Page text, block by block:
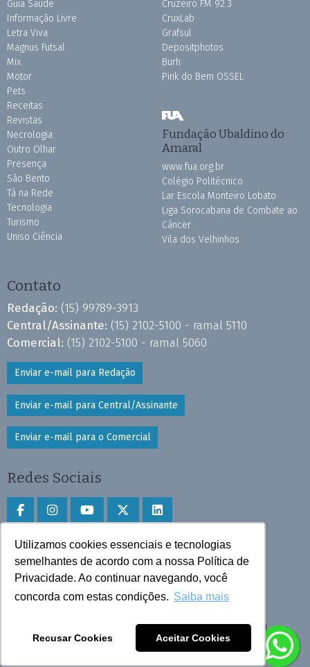
Utilizamos cookies essenciais e tecnologias
semelhantes de acordo com a nossa Política de
Privacidade. Ao continuar navegando, você
concorda com estas condições. Saiba mais
Recusar Cookies Aceitar Cookies
Guia Saúde
Informação Livre
Letra Viva
Magnus Futsal
Mix
Motor
Pets
Receitas
Revistas
Necrologia
Outro Olhar
Presença
São Bento
Tá na Rede
Tecnologia
Turismo
Uniso Ciência
Cruzeiro FM 92.3
CruxLab
Grafsul
Depositphotos
Burh
Pink do Bem OSSEL
Fundação Ubaldino do
Amaral
www.fua.org.br
Colégio Politécnico
Lar Escola Monteiro Lobato
Liga Sorocabana de Combate ao
Câncer
Vila dos Velhinhos
Contato
Redação: (15) 99789-3913
Central/Assinante: (15) 2102-5100 - ramal 5110
Comercial: (15) 2102-5100 - ramal 5060
Enviar e-mail para Redação
Enviar e-mail para Central/Assinante
Enviar e-mail para o Comercial
Redes Sociais
Faça download do aplicativo
Play Store e App Store
Todos os direitos reservados © 2025 Cruzeiro do Sul